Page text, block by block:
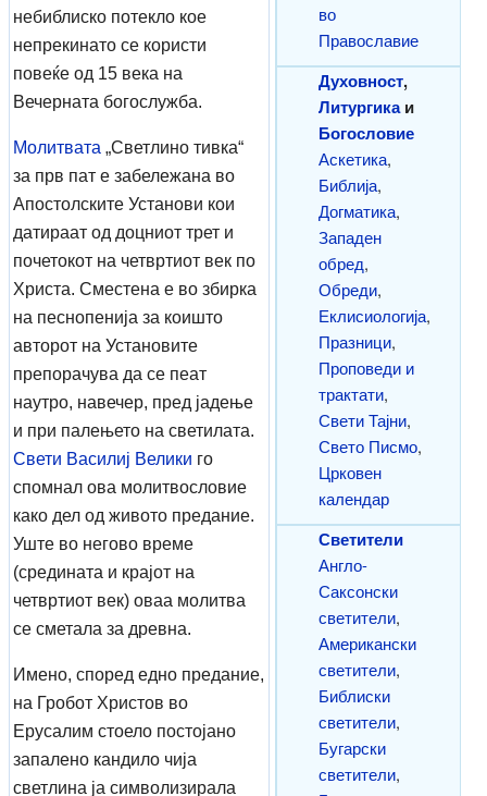
небиблиско потекло кое
непрекинато се користи
повеќе од 15 века на
Вечерната богослужба.
Молитвата „Светлино тивка“
за прв пат е забележана во
Апостолските Установи кои
датираат од доцниот трет и
почетокот на четвртиот век по
Христа. Сместена е во збирка
на песнопенија за коишто
авторот на Установите
препорачува да се пеат
наутро, навечер, пред јадење
и при палењето на светилата.
Свети Василиј Велики го
спомнал ова молитвословие
како дел од живото предание.
Уште во негово време
(средината и крајот на
четвртиот век) оваа молитва
се сметала за древна.
Имено, според едно предание,
на Гробот Христов во
Ерусалим стоело постојано
запалено кандило чија
светлина ја символизирала
во
Православие
Духовност,
Литургикаи
Богословие
Аскетика,
Библија,
Догматика,
Западен
обред,
Обреди,
Еклисиологија,
Празници,
Проповеди и
трактати,
Свети Тајни,
Свето Писмо,
Црковен
календар
Светители
Англо-
Саксонски
светители,
Американски
светители,
Библиски
светители,
Бугарски
светители,